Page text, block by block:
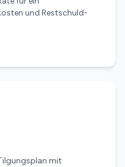
und Restschuld-
mit